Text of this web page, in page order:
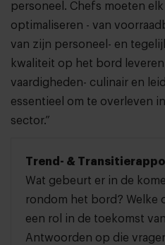
personeel. Chefs moeten
optimaliseren - van
van zijn personeel- en
kwaliteit op het bord
vaardigheden- culinair en
essentieel om te overleven
sector.”
Trend- &
Wat gebeurt er in de
rondom het bord? Welke
een rol in de toekomst
Antwoorden op die